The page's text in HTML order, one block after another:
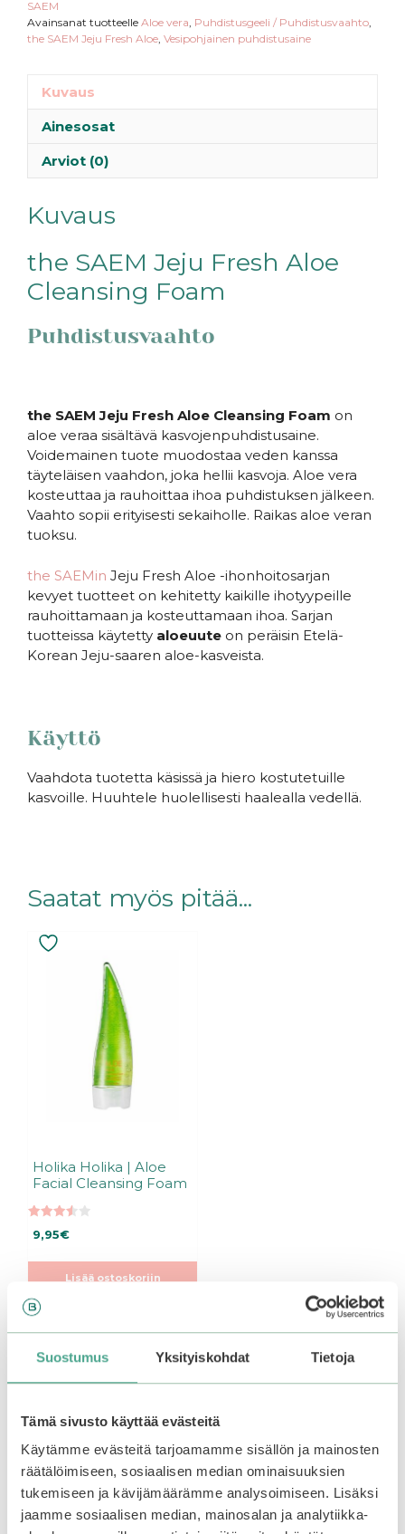
Suostumus Yksityiskohdat Tietoja
Tämä sivusto käyttää evästeitä
Käytämme evästeitä tarjoamamme sisällön ja mainosten
räätälöimiseen, sosiaalisen median ominaisuuksien
tukemiseen ja kävijämäärämme analysoimiseen. Lisäksi
jaamme sosiaalisen median, mainosalan ja analytiikka-
SAEM
Avainsanat tuotteelle Aloe vera, Puhdistusgeeli / Puhdistusvaahto,
the SAEM Jeju Fresh Aloe, Vesipohjainen puhdistusaine
Kuvaus
Ainesosat
Arviot (0)
Kuvaus
the SAEM Jeju Fresh Aloe
Cleansing Foam
Puhdistusvaahto
the SAEM Jeju Fresh Aloe Cleansing Foam on
aloe veraa sisältävä kasvojenpuhdistusaine.
Voidemainen tuote muodostaa veden kanssa
täyteläisen vaahdon, joka hellii kasvoja. Aloe vera
kosteuttaa ja rauhoittaa ihoa puhdistuksen jälkeen.
Vaahto sopii erityisesti sekaiholle. Raikas aloe veran
tuoksu.
the SAEMin Jeju Fresh Aloe -ihonhoitosarjan
kevyet tuotteet on kehitetty kaikille ihotyypeille
rauhoittamaan ja kosteuttamaan ihoa. Sarjan
tuotteissa käytetty aloeuute on peräisin Etelä-
Korean Jeju-saaren aloe-kasveista.
Käyttö
Vaahdota tuotetta käsissä ja hiero kostutetuille
kasvoille. Huuhtele huolellisesti haalealla vedellä.
Saatat myös pitää...
Holika Holika | Aloe
Facial Cleansing Foam
5:stä
9,95€
Lisää ostoskoriin
Tutustu myös
tuotteella
on
useampi
muunnelma.
Voit
tehdä